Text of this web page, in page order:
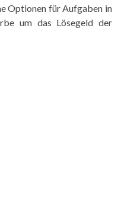
Optionen für Aufgaben in
um das Lösegeld der